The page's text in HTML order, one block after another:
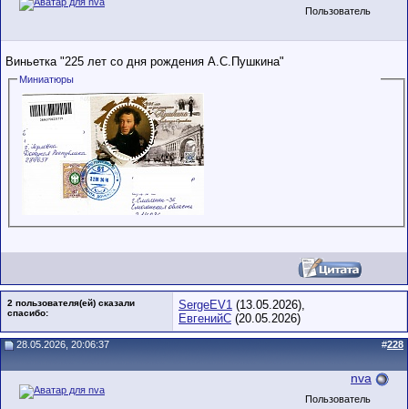
Пользователь
Виньетка "225 лет со дня рождения А.С.Пушкина"
Миниатюры
2 пользователя(ей) сказали
cпасибо:
SergeEV1 (13.05.2026),
ЕвгенийС (20.05.2026)
28.05.2026, 20:06:37 #228
nva
Пользователь